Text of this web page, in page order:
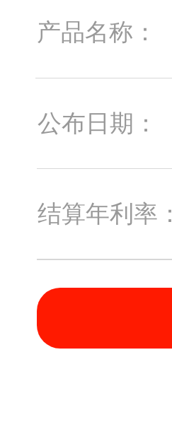
产品名称：
公布日期：
结算年利率：